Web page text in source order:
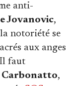
anti-
Jovanovic,
notoriété se
aux anges
Il faut
,